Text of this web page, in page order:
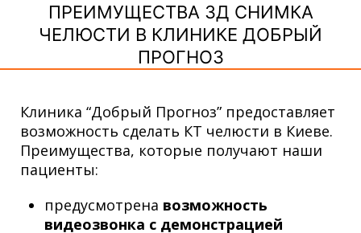
ПРЕИМУЩЕСТВА 3Д СНИМКА
ЧЕЛЮСТИ В КЛИНИКЕ ДОБРЫЙ
ПРОГНОЗ
Клиника “Добрый Прогноз” предоставляет
возможность сделать КТ челюсти в Киеве.
Преимущества, которые получают наши
пациенты:
предусмотрена возможность
видеозвонка с демонстрацией